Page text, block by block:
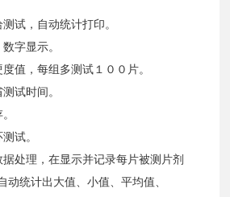
试，自动统计打印。
字显示。
值，每组多测试１００片。
试时间。
试。
处理，在显示并记录每片被测片剂
统计出大值、小值、平均值、